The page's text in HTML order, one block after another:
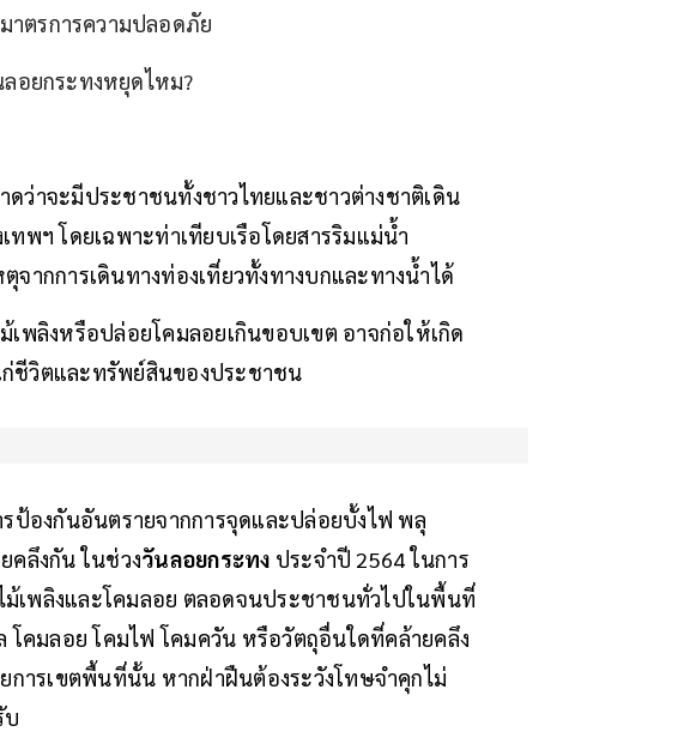
าตรการความปลอดภัย
อยกระทงหยุดไหม?
ว่าจะมีประชาชนทั้งชาวไทยและชาวต่างชาติเดิน
พฯ โดยเฉพาะท่าเทียบเรือโดยสารริมแม่น้ำ
จากการเดินทางท่องเที่ยวทั้งทางบกและทางน้ำได้
พลิงหรือปล่อยโคมลอยเกินขอบเขต อาจก่อให้เกิด
ก่ชีวิตและทรัพย์สินของประชาชน
ป้องกันอันตรายจากการจุดและปล่อยบั้งไฟ พลุ
คลึงกัน ในช่วงวันลอยกระทง ประจำปี 2564 ในการ
เพลิงและโคมลอย ตลอดจนประชาชนทั่วไปในพื้นที่
คมลอย โคมไฟ โคมควัน หรือวัตถุอื่นใดที่คล้ายคลึง
ารเขตพื้นที่นั้น หากฝ่าฝืนต้องระวังโทษจำคุกไม่
บ